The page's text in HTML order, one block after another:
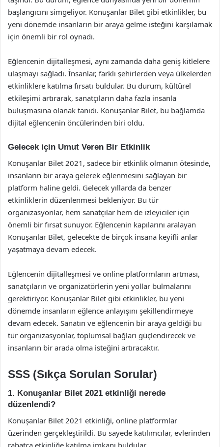
başlangıcını simgeliyor. Konuşanlar Bilet gibi etkinlikler, bu
yeni dönemde insanların bir araya gelme isteğini karşılamak
için önemli bir rol oynadı.
Eğlencenin dijitalleşmesi, aynı zamanda daha geniş kitlelere
ulaşmayı sağladı. İnsanlar, farklı şehirlerden veya ülkelerden
etkinliklere katılma fırsatı buldular. Bu durum, kültürel
etkileşimi artırarak, sanatçıların daha fazla insanla
buluşmasına olanak tanıdı. Konuşanlar Bilet, bu bağlamda
dijital eğlencenin öncülerinden biri oldu.
Gelecek için Umut Veren Bir Etkinlik
Konuşanlar Bilet 2021, sadece bir etkinlik olmanın ötesinde,
insanların bir araya gelerek eğlenmesini sağlayan bir
platform haline geldi. Gelecek yıllarda da benzer
etkinliklerin düzenlenmesi bekleniyor. Bu tür
organizasyonlar, hem sanatçılar hem de izleyiciler için
önemli bir fırsat sunuyor. Eğlencenin kapılarını aralayan
Konuşanlar Bilet, gelecekte de birçok insana keyifli anlar
yaşatmaya devam edecek.
Eğlencenin dijitalleşmesi ve online platformların artması,
sanatçıların ve organizatörlerin yeni yollar bulmalarını
gerektiriyor. Konuşanlar Bilet gibi etkinlikler, bu yeni
dönemde insanların eğlence anlayışını şekillendirmeye
devam edecek. Sanatın ve eğlencenin bir araya geldiği bu
tür organizasyonlar, toplumsal bağları güçlendirecek ve
insanların bir arada olma isteğini artıracaktır.
SSS (Sıkça Sorulan Sorular)
1. Konuşanlar Bilet 2021 etkinliği nerede
düzenlendi?
Konuşanlar Bilet 2021 etkinliği, online platformlar
üzerinden gerçekleştirildi. Bu sayede katılımcılar, evlerinden
rahatça etkinliğe katılma imkanı buldular.